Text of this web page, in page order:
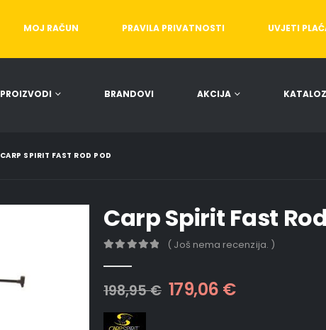
MOJ RAČUN PRAVILA PRIVATNOSTI UVJETI
PROIZVODI BRANDOVI AKCIJA
CARP SPIRIT FAST ROD POD
Carp Spirit Fast
( Još nema recenzija. )
198,95€ 179,06 €